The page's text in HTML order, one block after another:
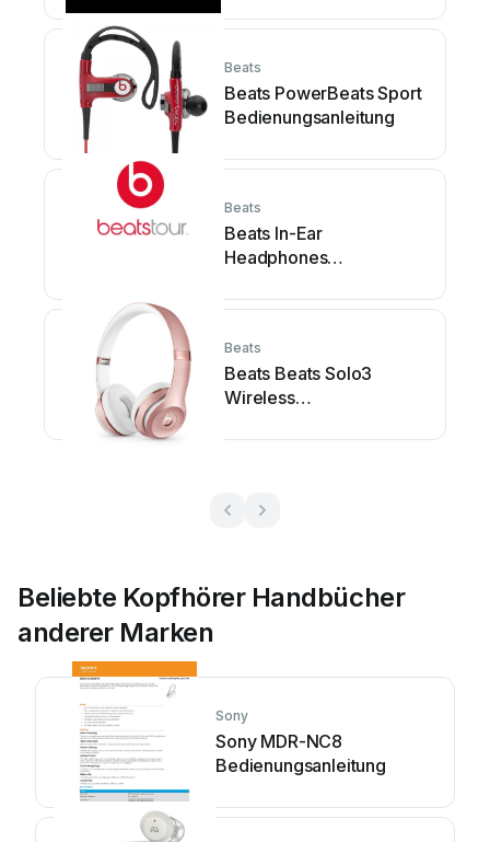
Beats
Beats PowerBeats Sport
Bedienungsanleitung
Beats
Beats In-Ear
Headphones
Beats
Beats Beats Solo3
Wireless
Beliebte Kopfhörer Handbücher
anderer Marken
Sony
Sony MDR-NC8
Bedienungsanleitung